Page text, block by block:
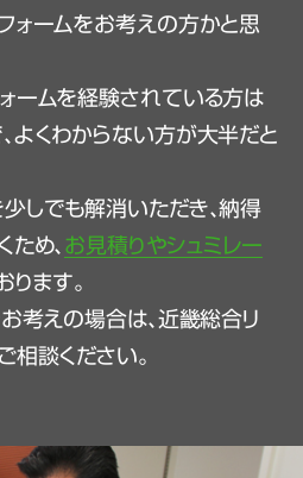
ォームをお考えの方かと思
ームを経験されている方は
よくわからない方が大半だと
しでも解消いただき、納得
め、 お見積りやシュミレー
ります。
考えの場合は、近畿総合リ
相談ください。